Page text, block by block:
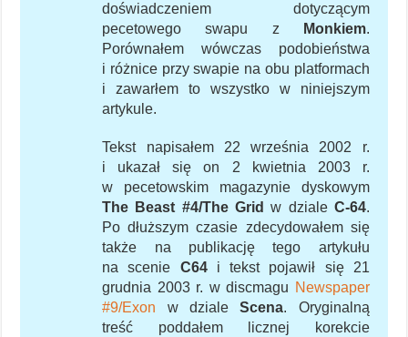
doświadczeniem dotyczącym
pecetowego swapu z
Monkiem.
Porównałem wówczas podobieństwa
i różnice przy swapie na obu platformach
i zawarłem to wszystko w niniejszym
artykule.
Tekst napisałem 22 września 2002 r.
i ukazał się on 2 kwietnia 2003 r.
w pecetowskim magazynie dyskowym
The Beast #4/The Grid w dziale C-64.
Po dłuższym czasie zdecydowałem się
także na publikację tego artykułu
na scenie C64i tekst pojawił się 21
grudnia 2003 r. w discmagu Newspaper
#9/Exon w dzialeScena. Oryginalną
treść poddałem licznej korekcie